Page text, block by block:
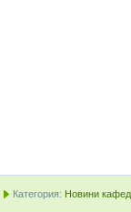
Категория: Новини